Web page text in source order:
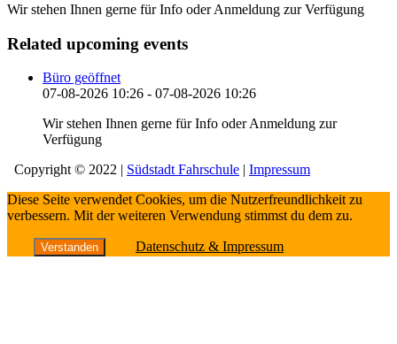
Wir stehen Ihnen gerne für Info oder Anmeldung zur Verfügung
Related upcoming events
Büro geöffnet
07-08-2026 10:26 - 07-08-2026 10:26
Wir stehen Ihnen gerne für Info oder Anmeldung zur
Verfügung
Copyright © 2022 | Südstadt Fahrschule | Impressum
Diese Seite verwendet Cookies, um die Nutzerfreundlichkeit zu
verbessern. Mit der weiteren Verwendung stimmst du dem zu.
Verstanden Datenschutz & Impressum